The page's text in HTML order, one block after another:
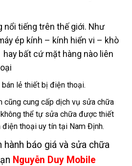
nổi tiếng trên thế giới. Như
ép kính – kính hiển vi – khò
bất cứ mặt hàng nào liên
bán lẻ thiết bị điện thoại.
cũng cung cấp dịch vụ sửa chữa
thể tự sửa chữa được thiết
thoại uy tín tại Nam Định.
hành báo giá và sửa chữa
Nguyễn Duy Mobile